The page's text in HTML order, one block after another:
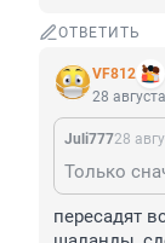
ОТВЕТИТЬ
VF812
28
Juli77728
пересадят